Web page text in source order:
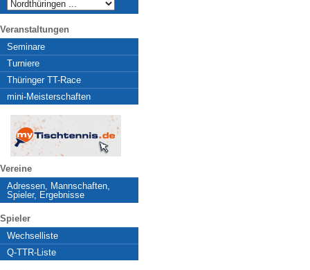
Veranstaltungen
Seminare
Turniere
Thüringer TT-Race
mini-Meisterschaften
Vereine
Adressen, Mannschaften,
Spieler, Ergebnisse
Spieler
Wechselliste
Q-TTR-Liste